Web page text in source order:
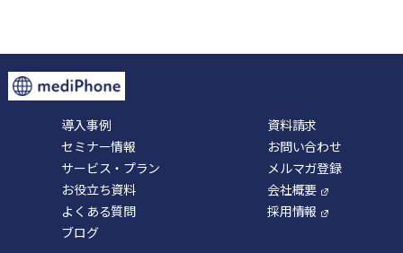
導入事例
セミナー情報
サービス・プラン
お役立ち資料
よくある質問
ブログ
資料請求
お問い合わせ
メルマガ登録
会社概要
採用情報